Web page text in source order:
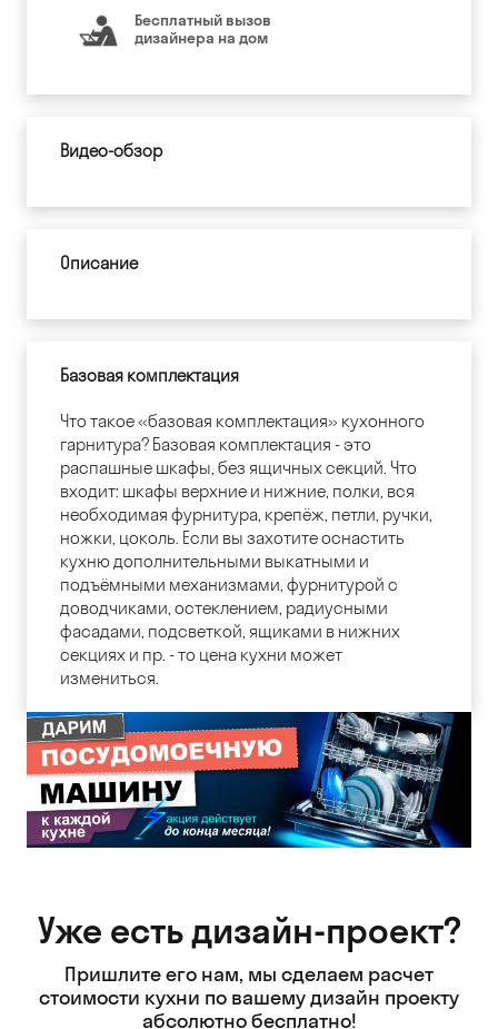
Бесплатный вызов
дизайнера на дом
Видео-обзор
Описание
Базовая комплектация
Что такое «базовая комплектация» кухонного
гарнитура? Базовая комплектация - это
распашные шкафы, без ящичных секций. Что
входит: шкафы верхние и нижние, полки, вся
необходимая фурнитура, крепёж, петли, ручки,
ножки, цоколь. Если вы захотите оснастить
кухню дополнительными выкатными и
подъёмными механизмами, фурнитурой с
доводчиками, остеклением, радиусными
фасадами, подсветкой, ящиками в нижних
секциях и пр. - то цена кухни может
измениться.
Уже есть дизайн-проект?
Пришлите его нам, мы сделаем расчет
стоимости кухни по вашему дизайн проекту
абсолютно бесплатно!